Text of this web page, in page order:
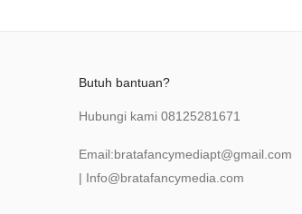
Butuh bantuan?
Hubungi kami 08125281671
Email:bratafancymediapt@gmail.com
| Info@bratafancymedia .com